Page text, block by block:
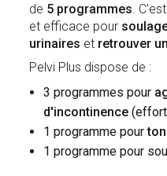
de 5 programmes .
et efficace pour
urinaires et retrouver
Pelvi Plus dispose de :
3 programmes pour
d'incontinence
1 programme pour
1 programme pour